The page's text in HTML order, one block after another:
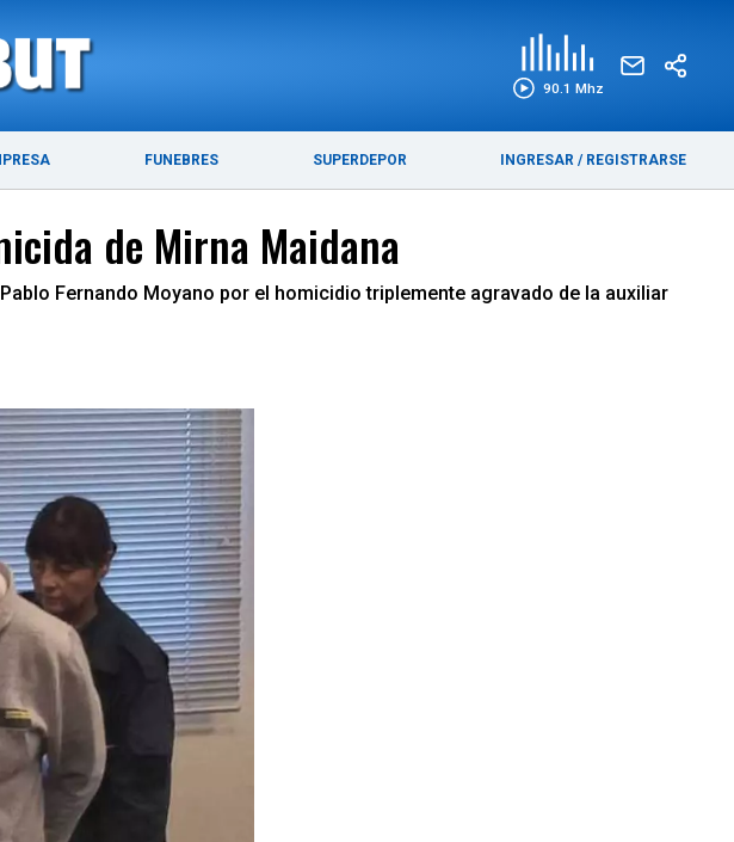
90.1 Mhz
FUNEBRES SUPERDEPOR INGRESAR / REGISTRARSE
PUERTO MADRYN
de Mirna Maidana
Fernando Moyano por el homicidio triplemente agravado de la auxiliar